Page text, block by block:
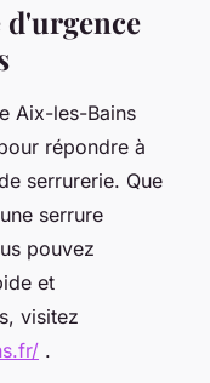
Aix-les-Bains
répondre à
serrurerie. Que
serrure
pouvez
et
visitez
.